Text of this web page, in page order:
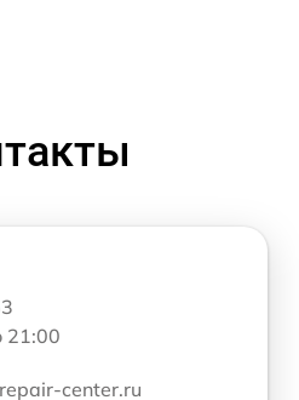
21:00
center.ru